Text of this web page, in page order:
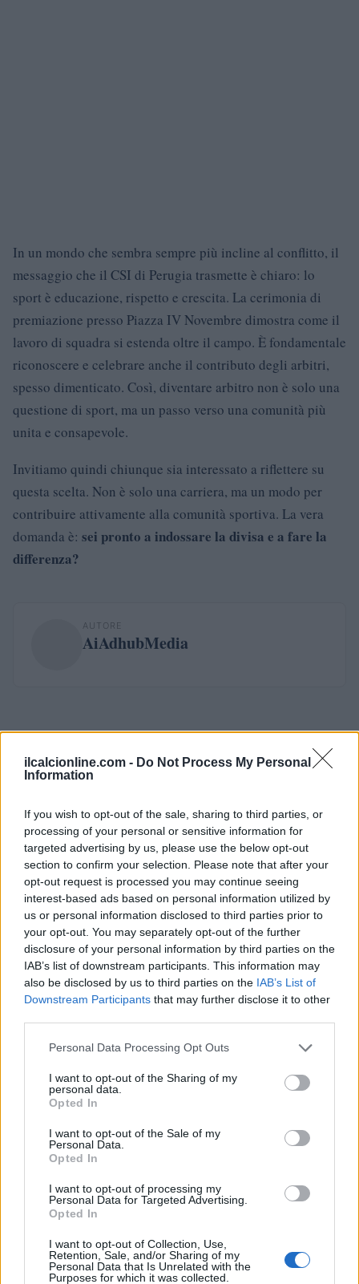
ilcalcionline.com - Do Not Process My Personal
Information
If you wish to opt-out of the sale, sharing to third parties, or
processing of your personal or sensitive information for
targeted advertising by us, please use the below opt-out
section to confirm your selection. Please note that after your
opt-out request is processed you may continue seeing
interest-based ads based on personal information utilized by
us or personal information disclosed to third parties prior to
your opt-out. You may separately opt-out of the further
disclosure of your personal information by third parties on the
IAB’s list of downstream participants. This information may
also be disclosed by us to third parties on the IAB’s List of
Downstream Participants that may further disclose it to other
Please note that this website/app uses one or more Google
not limited to your visit or usage behaviour. You may click to
grant or deny consent to Google and its third-party tags to
use your data for below specified purposes in below Google
consent section.
Personal Data Processing Opt Outs
I want to opt-out of the Sharing of my
personal data.
Opted In
I want to opt-out of the Sale of my
Personal Data.
Opted In
I want to opt-out of processing my
Personal Data for Targeted Advertising.
Opted In
I want to opt-out of Collection, Use,
Retention, Sale, and/or Sharing of my
Personal Data that Is Unrelated with the
Purposes for which it was collected.
In un mondo che sembra sempre più incline al conflitto, il
messaggio che il CSI di Perugia trasmette è chiaro: lo
sport è educazione, rispetto e crescita. La cerimonia di
premiazione presso Piazza IV Novembre dimostra come il
lavoro di squadra si estenda oltre il campo. È fondamentale
riconoscere e celebrare anche il contributo degli arbitri,
spesso dimenticato. Così, diventare arbitro non è solo una
questione di sport, ma un passo verso una comunità più
unita e consapevole.
Invitiamo quindi chiunque sia interessato a riflettere su
questa scelta. Non è solo una carriera, ma un modo per
contribuire attivamente alla comunità sportiva. La vera
domanda è: sei pronto a indossare la divisa e a fare la
differenza?
AUTORE
AiAdhubMedia
Continua a leggere
NEWS